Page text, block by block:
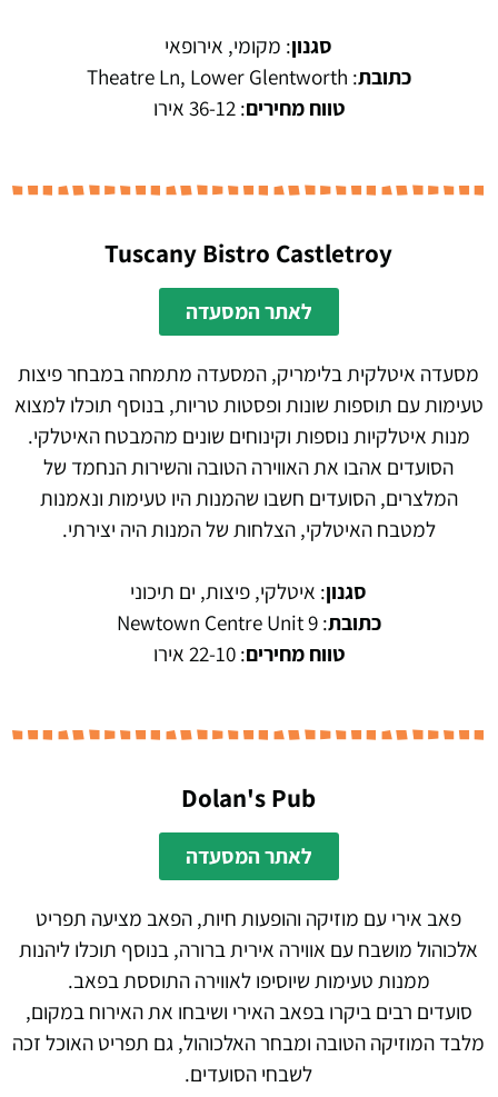
סגנון: מקומי, אירופאי
כתובת: Theatre Ln, Lower Glentworth
טווח מחירים: 36-12 אירו
Tuscany Bistro Castletroy
לאתר המסעדה
מסעדה איטלקית בלימריק, המסעדה מתמחה במבחר פיצות
טעימות עם תוספות שונות ופסטות טריות, בנוסף תוכלו למצוא
מנות איטלקיות נוספות וקינוחים שונים מהמבטח האיטלקי.
הסועדים אהבו את האווירה הטובה והשירות הנחמד של
המלצרים, הסועדים חשבו שהמנות היו טעימות ונאמנות
למטבח האיטלקי, הצלחות של המנות היה יצירתי.
סגנון: איטלקי, פיצות, ים תיכוני
כתובת: Newtown Centre‬ Unit 9
טווח מחירים: 22-10 אירו
Dolan's Pub
לאתר המסעדה
פאב אירי עם מוזיקה והופעות חיות, הפאב מציעה תפריט
אלכוהול מושבח עם אווירה אירית ברורה, בנוסף תוכלו ליהנות
ממנות טעימות שיוסיפו לאווירה התוססת בפאב.
סועדים רבים ביקרו בפאב האירי ושיבחו את האירוח במקום,
מלבד המוזיקה הטובה ומבחר האלכוהול, גם תפריט האוכל זכה
לשבחי הסועדים.